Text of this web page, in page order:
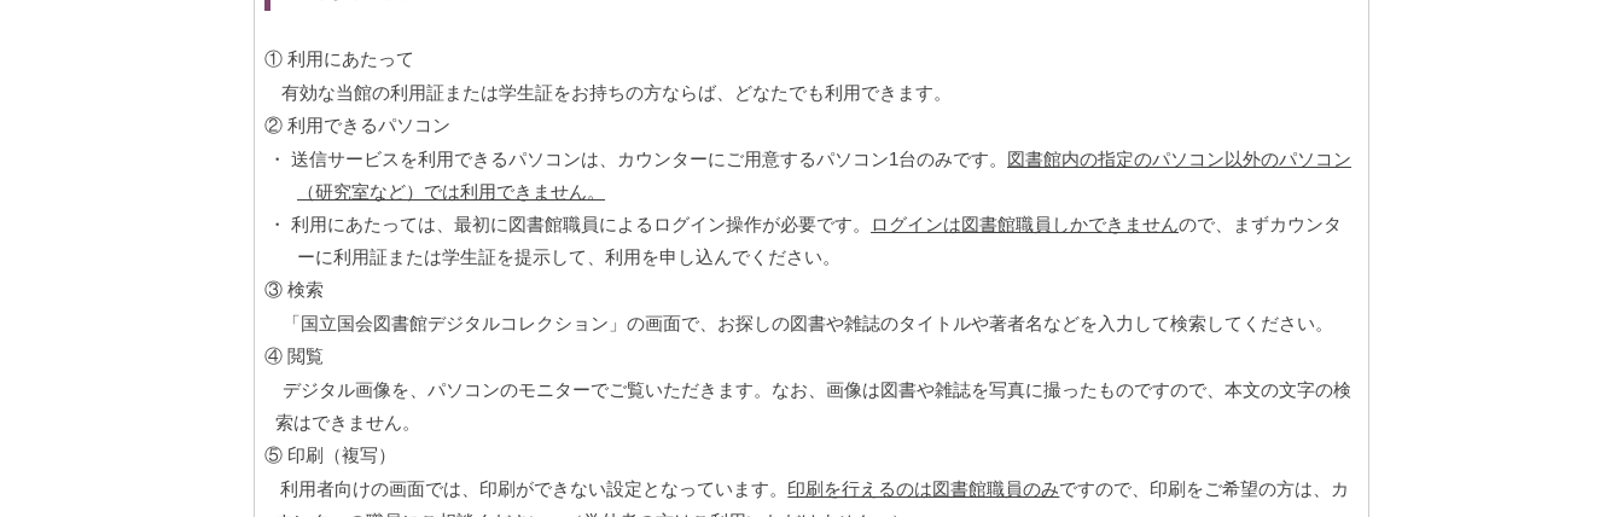
① 利用にあたって
有効な当館の利用証または学生証をお持ちの方ならば、どなたでも利用できます。
② 利用できるパソコン
・ 送信サービスを利用できるパソコンは、カウンターにご用意するパソコン1台のみです。 図書館内の指定のパソコン以外のパソコン
（研究室など）では利用できません。
・ 利用にあたっては、最初に図書館職員によるログイン操作が必要です。 ログインは図書館職員しかできませんので、まずカウンタ
ーに利用証または学生証を提示して、利用を申し込んでください。
③ 検索
「国立国会図書館デジタルコレクション」の画面で、お探しの図書や雑誌のタイトルや著者名などを入力して検索してください。
④ 閲覧
デジタル画像を、パソコンのモニターでご覧いただきます。なお、画像は図書や雑誌を写真に撮ったものですので、本文の文字の検
索はできません。
⑤ 印刷（複写）
利用者向けの画面では、印刷ができない設定となっています。 印刷を行えるのは図書館職員のみですので、印刷をご希望の方は、カ